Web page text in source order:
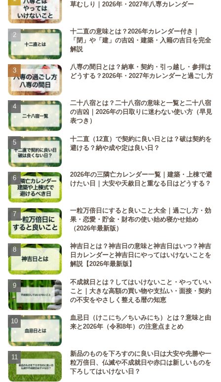
草むしり｜2026年・2027年八専カレンダー
十二直の意味とは？2026年カレンダー付き｜
「閉」や「建」の吉凶・建築・入籍の吉日を完全
解説
八専の間日とは？納車・契約・引っ越し・参拝は
どうする？2026年・2027年カレンダーと過ごし方
二十八宿とは？二十八宿の意味と一覧と二十八宿
の吉凶｜2026年の日取りに迷わない使い方（早見
表つき）
十二直（12直）で契約に良い日とは？破は契約を
避ける？納や成や定は良い日？
2026年の三隣亡カレンダー一覧｜建築・上棟で避
けたい日｜大安や天赦日と重なる日はどうする？
一粒万倍日にすると良いこと大全｜過ごし方・効
果・恋愛・貯金・財布の使い始め寝かせ始め
（2026年最新版）
神吉日とは？神吉日の意味と神吉日はいつ？神吉
日カレンダーと神吉日にやってはいけないことを
解説【2026年最新版】
不成就日とは？してはいけないこと・やっていい
こと｜大きな高額の買い物や支払い・面接・契約
の不安をやさしく整える暦の知恵
血忌日（けこにち／ちいみにち）とは？意味と由
来と2026年（令和8年）の注意点まとめ
新品のものを下ろすのに良い日は大安や先勝や一
粒万倍日、仏滅や不成就日や赤口は新しいものを
下ろしてはいけない日？